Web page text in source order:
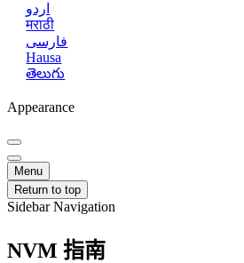
اردو
मराठी
فارسی
Hausa
తెలుగు
Appearance
Menu
Return to top
Sidebar Navigation
NVM 指南